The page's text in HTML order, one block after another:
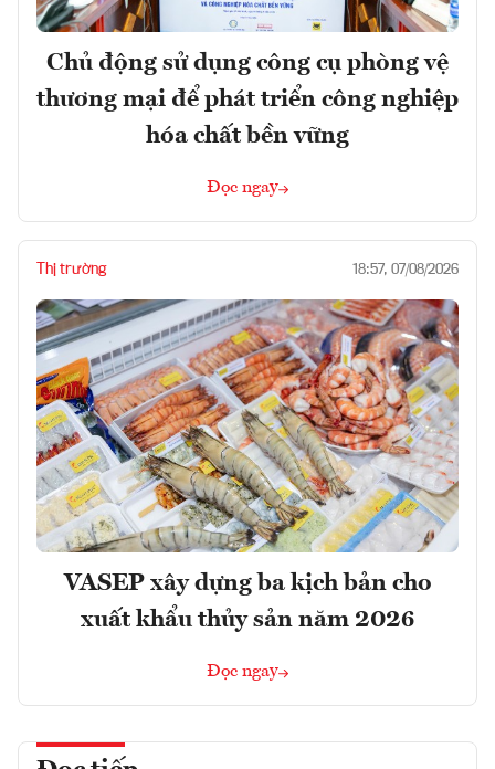
Chủ động sử dụng công cụ phòng vệ
thương mại để phát triển công nghiệp
hóa chất bền vững
Đọc ngay
Thị trường 18:57, 07/08/2026
VASEP xây dựng ba kịch bản cho
xuất khẩu thủy sản năm 2026
Đọc ngay